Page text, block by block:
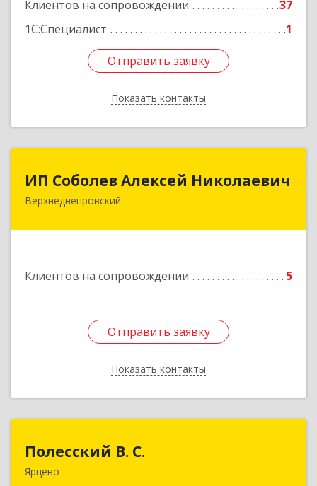
Клиентов на сопровождении
37
1С:Специалист
1
Отправить заявку
Показать контакты
Подробнее
Отправить заявку
Назад
ИП Соболев Алексей Николаевич
Верхнеднепровский
Клиентов на сопровождении 5
Отправить заявку
Показать контакты
ИП Соболев Алексей Николаевич
Отправить заявку
Назад
Полесский В. С.
Ярцево